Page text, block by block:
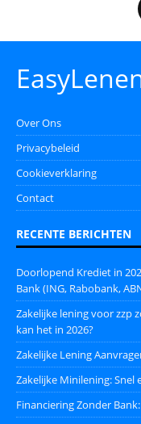
Over Ons
Privacybeleid
Cookieverklaring
Contact
RECENTE BERICHTEN
Doorlopend Krediet in
Bank (ING, Rabobank,
Zakelijke lening voor zzp
kan het in 2026?
Zakelijke Lening
Zakelijke Minilening: Snel
Financiering Zonder